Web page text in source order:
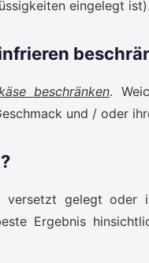
eingelegt ist).
beschränken.
und / oder
gelegt oder
Ergebnis